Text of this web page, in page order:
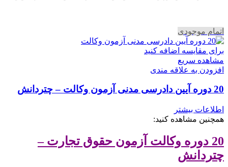
اتمام موجودی
برای مقایسه اضافه کنید
مشاهده سریع
افزودن به علاقه مندی
20 دوره آیین دادرسی مدنی آزمون وکالت – چتردانش
اطلاعات بیشتر
همچنین مشاهده کنید:
20 دوره وکالت آزمون حقوق تجارت –
چتردانش